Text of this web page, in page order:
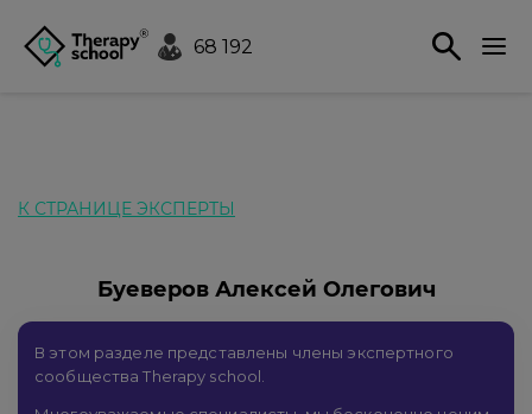
68 192
К СТРАНИЦЕ ЭКСПЕРТЫ
Буеверов Алексей Олегович
В этом разделе представлены члены экспертного
сообщества Therapy school.